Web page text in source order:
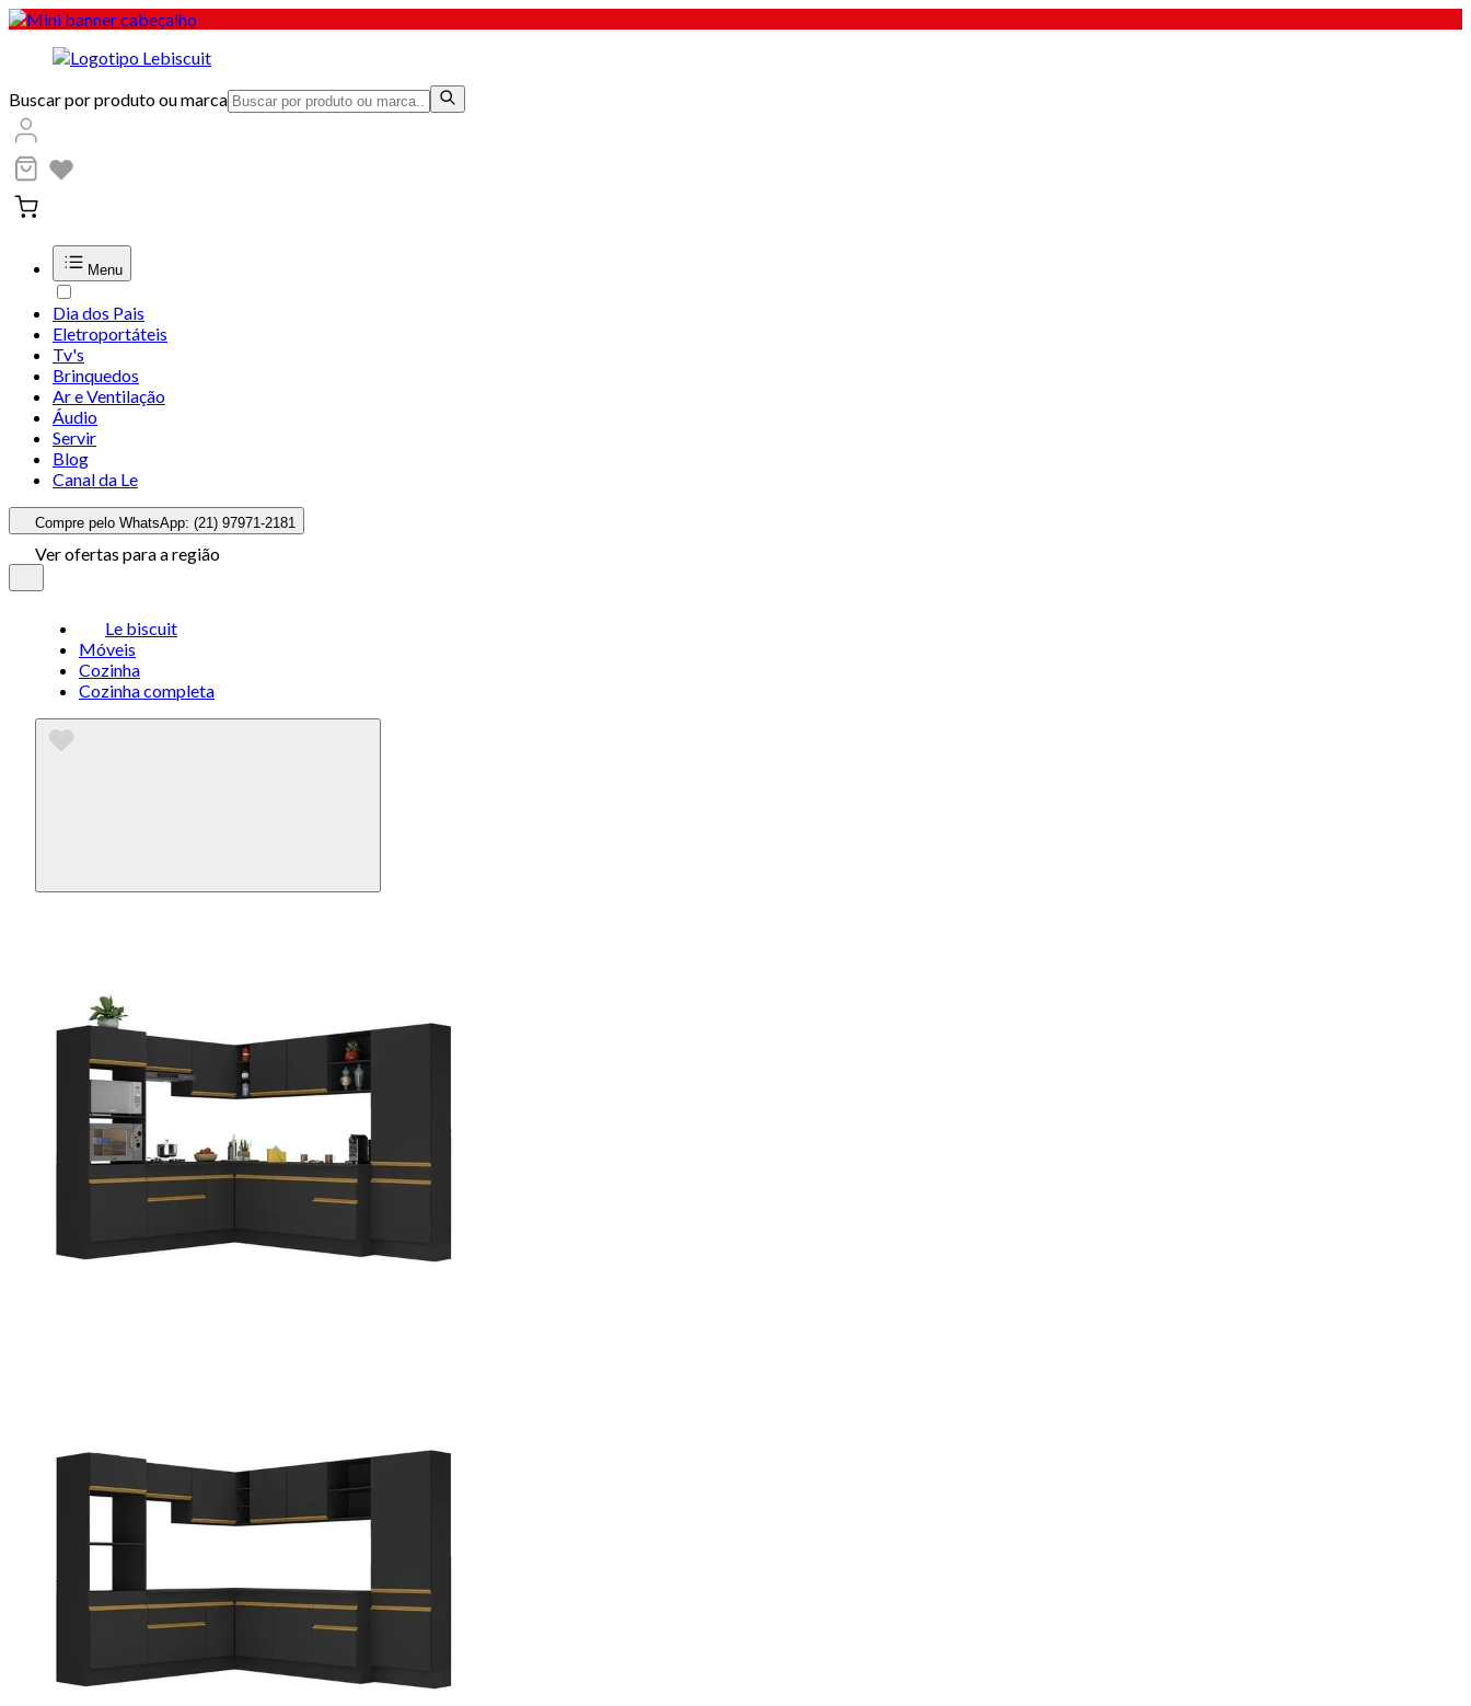
Buscar por produto ou marca
Menu
Dia dos Pais
Eletroportáteis
Tv's
Brinquedos
Ar e Ventilação
Áudio
Servir
Blog
Canal da Le
Compre pelo WhatsApp: (21) 97971-2181
Ver ofertas para a região
Le biscuit
Móveis
Cozinha
Cozinha completa